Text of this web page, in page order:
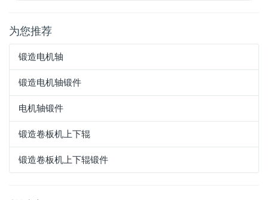
为您推荐
锻造电机轴
锻造电机轴锻件
电机轴锻件
锻造卷板机上下辊
锻造卷板机上下辊锻件